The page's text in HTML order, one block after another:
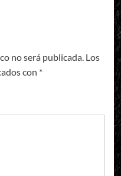
no será publicada. Los
con *